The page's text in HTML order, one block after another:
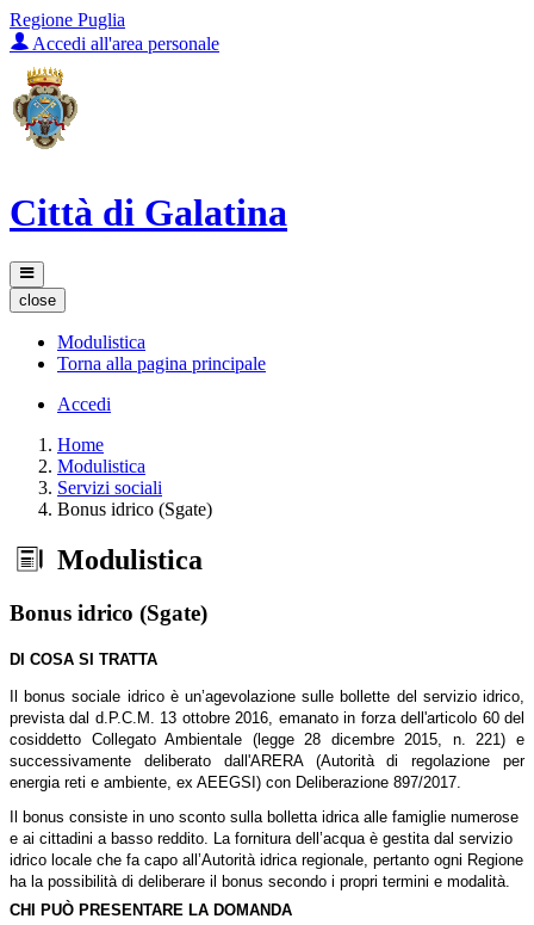
Regione Puglia
Accedi all'area personale
Città di Galatina
close
Modulistica
Torna alla pagina principale
Accedi
Home
Modulistica
Servizi sociali
Bonus idrico (Sgate)
Modulistica
Bonus idrico (Sgate)
DI COSA SI TRATTA
Il bonus sociale idrico è un’agevolazione sulle bollette del servizio idrico,
prevista dal d.P.C.M. 13 ottobre 2016, emanato in forza dell'articolo 60 del
cosiddetto Collegato Ambientale (legge 28 dicembre 2015, n. 221) e
successivamente deliberato dall'ARERA (Autorità di regolazione per
energia reti e ambiente, ex AEEGSI) con Deliberazione 897/2017.
Il bonus consiste in uno sconto sulla bolletta idrica alle famiglie numerose
e ai cittadini a basso reddito. La fornitura dell’acqua è gestita dal servizio
idrico locale che fa capo all’Autorità idrica regionale, pertanto ogni Regione
ha la possibilità di deliberare il bonus secondo i propri termini e modalità.
CHI PUÒ PRESENTARE LA DOMANDA